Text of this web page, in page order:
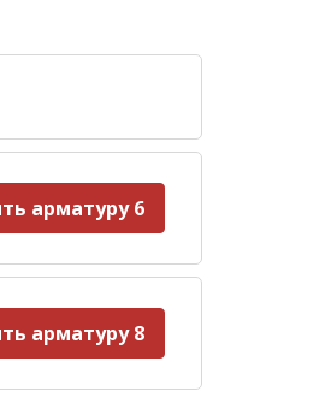
арматуру 6
арматуру 8